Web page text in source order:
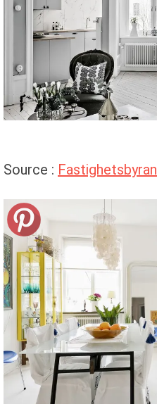
Source : Fastighetsbyran